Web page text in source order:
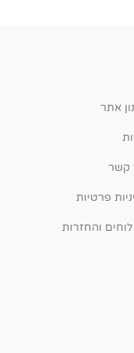
אתר
קשר
פרטיות
והחזרות